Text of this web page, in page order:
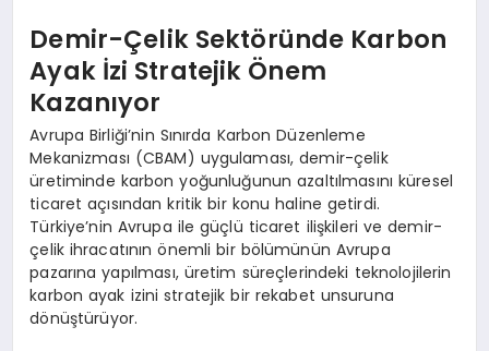
Demir-Çelik Sektöründe Karbon
Ayak İzi Stratejik Önem
Kazanıyor
Avrupa Birliği’nin Sınırda Karbon Düzenleme
Mekanizması (CBAM) uygulaması, demir-çelik
üretiminde karbon yoğunluğunun azaltılmasını küresel
ticaret açısından kritik bir konu haline getirdi.
Türkiye’nin Avrupa ile güçlü ticaret ilişkileri ve demir-
çelik ihracatının önemli bir bölümünün Avrupa
pazarına yapılması, üretim süreçlerindeki teknolojilerin
karbon ayak izini stratejik bir rekabet unsuruna
dönüştürüyor.